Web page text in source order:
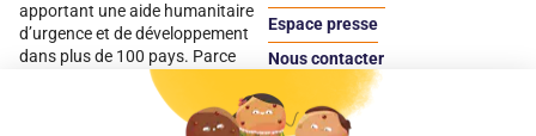
apportant une aide humanitaire
d’urgence et de développement
dans plus de 100 pays. Parce
qu’elles sont les premières
victimes des inégalités, CARE met
les femmes et les filles au cœur
Espace presse
Nous contacter
Espace
donateur